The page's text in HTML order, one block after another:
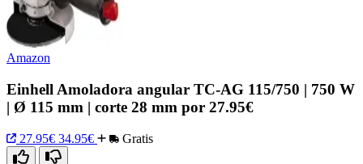
Amazon
Einhell Amoladora angular TC-AG 115/750 | 750 W
| Ø 115 mm | corte 28 mm por 27.95€
27.95€ 34.95€ Gratis